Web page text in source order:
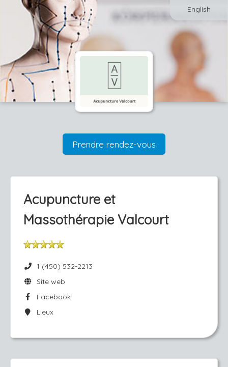
English
Prendre rendez-vous
Acupuncture et
Massothérapie Valcourt
1 (450) 532-2213
Site web
Facebook
Lieux